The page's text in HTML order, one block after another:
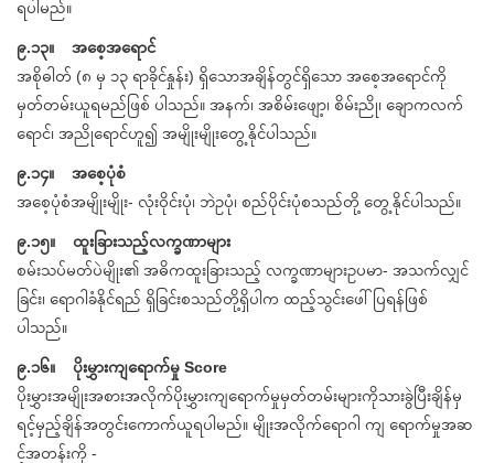
ရပါမည်။
၉.၁၃။ အစေ့အရောင်
အစိုဓါတ် (၈ မှ ၁၃ ရာခိုင်နှုန်း) ရှိသောအချိန်တွင်ရှိသော အစေ့အရောင်ကို
မှတ်တမ်းယူရမည်ဖြစ် ပါသည်။ အနက်၊ အစိမ်းဖျော့၊ စိမ်းညို၊ ချောကလက်
ရောင်၊ အညိုရောင်ဟူ၍ အမျိုးမျိုးတွေ့နိုင်ပါသည်။
၉.၁၄။ အစေ့ပုံစံ
အစေ့ပုံစံအမျိုးမျိုး- လုံးဝိုင်းပုံ၊ ဘဲဥပုံ၊ စည်ပိုင်းပုံစသည်တို့ တွေ့နိုင်ပါသည်။
၉.၁၅။ ထူးခြားသည့်လက္ခဏာများ
စမ်းသပ်မတ်ပဲမျိုး၏ အဓိကထူးခြားသည့် လက္ခဏာများဥပမာ- အသက်လျှင်
ခြင်း၊ ရောဂါခံနိုင်ရည် ရှိခြင်းစသည်တို့ရှိပါက ထည့်သွင်းဖေါ်ပြရန်ဖြစ်
ပါသည်။
၉.၁၆။ ပိုးမွှားကျရောက်မှု Score
ပိုးမွှားအမျိုးအစားအလိုက်ပိုးမွှားကျရောက်မှုမှတ်တမ်းများကိုသားခွဲပြီးချိန်မှ
ရင့်မှည့်ချိန်အတွင်းကောက်ယူရပါမည်။ မျိုးအလိုက်ရောဂါ ကျ ရောက်မှုအဆ
င့်အတန်းကို -